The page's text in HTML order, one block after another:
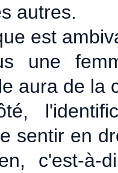
autres.
est
une
aura de la
sentir en
c'est-à-